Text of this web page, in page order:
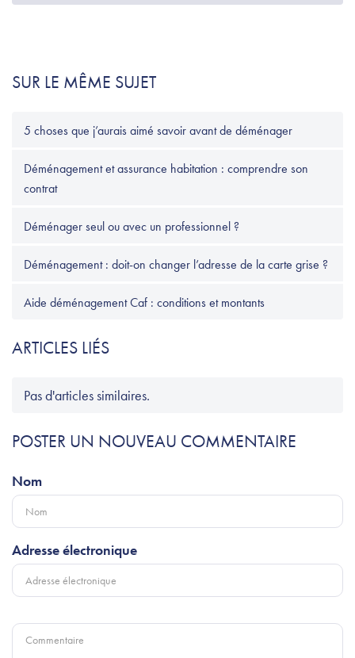
SUR LE MÊME SUJET
5 choses que j’aurais aimé savoir avant de déménager
Déménagement et assurance habitation : comprendre son
contrat
Déménager seul ou avec un professionnel ?
Déménagement : doit-on changer l’adresse de la carte grise ?
Aide déménagement Caf : conditions et montants
ARTICLES LIÉS
Pas d'articles similaires.
POSTER UN NOUVEAU COMMENTAIRE
Nom
Adresse électronique
Commentaire